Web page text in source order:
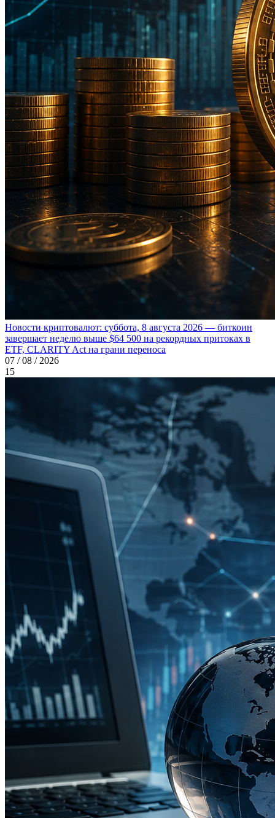
Новости криптовалют: суббота, 8 августа 2026 — биткоин
завершает неделю выше $64 500 на рекордных притоках в
ETF, CLARITY Act на грани переноса
07 / 08 / 2026
15